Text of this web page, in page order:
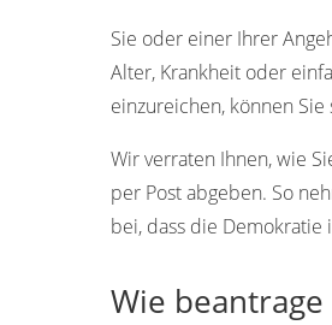
Sie oder einer Ihrer
Alter, Krankheit oder
einzureichen, können
Wir verraten Ihnen, wie
per Post abgeben. So
bei, dass die
Wie